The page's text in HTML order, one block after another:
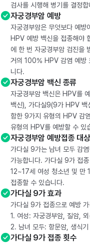
검사를 시행해 병기를 결정합
자궁경부암 예방
자궁경부암은 무엇보다 예
HPV 예방 백신을 접종해야
에 한 번 자궁경부암 검진을
거의 100% HPV 감염 예방
니다.
자궁경부암 백신 종류
자궁경부암 백신은 HPV를
백신), 가다실9(9가 HPV 백
함한 9가지 유형의 HPV 감
유형의 HPV를 예방할 수 있
자궁경부암 예방접종 대상
가다실 9가는 남녀 모두 감
가능합니다. 가다실 9가 접
12~17세 여성 청소년 및 만
접종할 수 있습니다.
가다실 9가 효과
가다실 9가 접종으로 예방
1. 여성: 자궁경부암, 질암,
2. 남녀 모두: 항문암, 생식기
가다실 9가 접종 횟수